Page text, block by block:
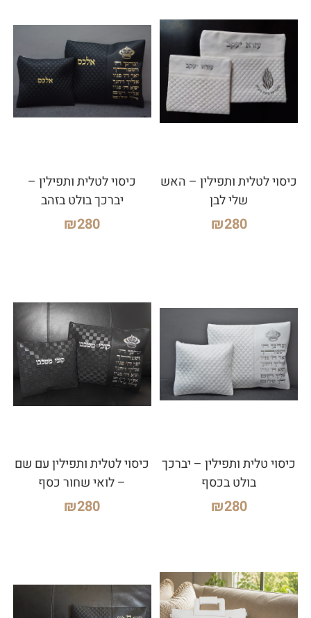
כיסוי לטלית ותפילין – האש
שלי לבן
₪280
כיסוי לטלית ותפילין –
יברכך בולט בזהב
₪280
כיסוי טלית ותפילין – יברכך
בולט בכסף
₪280
כיסוי לטלית ותפילין עם שם
– לואי שחור כסף
₪280